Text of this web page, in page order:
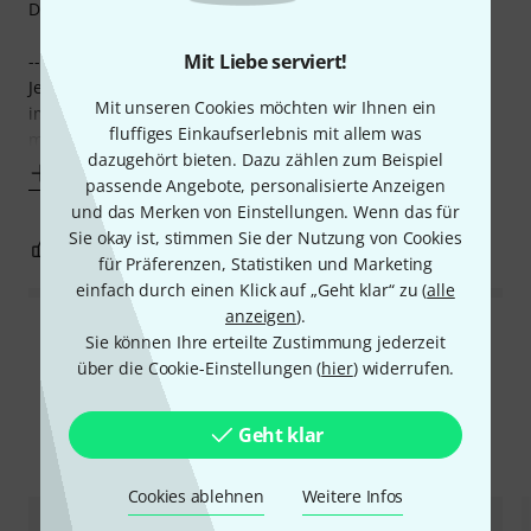
Mit Liebe serviert!
Mit unseren Cookies möchten wir Ihnen ein
fluffiges Einkaufserlebnis mit allem was
dazugehört bieten. Dazu zählen zum Beispiel
passende Angebote, personalisierte Anzeigen
und das Merken von Einstellungen. Wenn das für
Sie okay ist, stimmen Sie der Nutzung von Cookies
für Präferenzen, Statistiken und Marketing
einfach durch einen Klick auf „Geht klar“ zu (alle
anzeigen).
Sie können Ihre erteilte Zustimmung jederzeit
über die Cookie-Einstellungen (hier) widerrufen.
Geht klar
Cookies ablehnen Weitere Infos
Diese Harfe ist Ihr Geld wehrt.
------
Jetzt nach einem Jahr Gebrauch, bin ich mit meiner Harfe
immer noch voll zufrieden. Die Stimmung hält sie jetzt
mehrere
Mehr anzeigen
0 BEWERTUNG MELDEN
Alle Bewertungen lesen
Alternativen vergleichen